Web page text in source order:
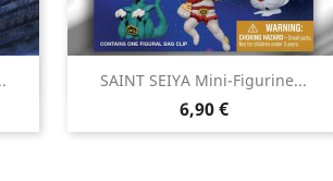
SAINT SEIYA Mini-Figurine...
Prix
6,90 €
Aperçu rapide